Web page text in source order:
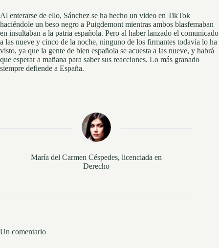
Al enterarse de ello, Sánchez se ha hecho un video en TikTok
haciéndole un beso negro a Puigdemont mientras ambos blasfemaban
en insultaban a la patria española. Pero al haber lanzado el comunicado
a las nueve y cinco de la noche, ninguno de los firmantes todavía lo ha
visto, ya que la gente de bien española se acuesta a las nueve, y habrá
que esperar a mañana para saber sus reacciones. Lo más granado
siempre defiende a España.
María del Carmen Céspedes, licenciada en
Derecho
Un comentario